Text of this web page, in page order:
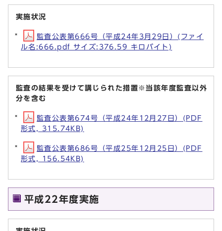
実施状況
監査公表第666号（平成24年3月29日）(ファイ
ル名:666.pdf サイズ:376.59 キロバイト)
監査の結果を受けて講じられた措置※当該年度監査以外
分を含む
監査公表第674号（平成24年12月27日）(PDF
形式, 315.74KB)
監査公表第686号（平成25年12月25日）(PDF
形式, 156.54KB)
平成22年度実施